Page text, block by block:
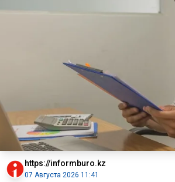
https://informburo.kz
07 Августа 2026 11:41